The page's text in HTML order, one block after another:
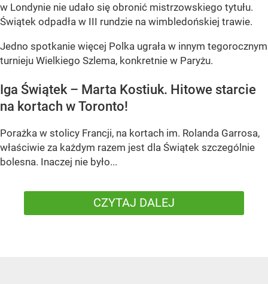
w Londynie nie udało się obronić mistrzowskiego tytułu.
Świątek odpadła w III rundzie na wimbledońskiej trawie.
Jedno spotkanie więcej Polka ugrała w innym tegorocznym
turnieju Wielkiego Szlema, konkretnie w Paryżu.
Iga Świątek – Marta Kostiuk. Hitowe starcie
na kortach w Toronto!
Porażka w stolicy Francji, na kortach im. Rolanda Garrosa,
właściwie za każdym razem jest dla Świątek szczególnie
bolesna. Inaczej nie było...
CZYTAJ DALEJ